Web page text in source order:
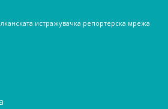
истражувачка репортерска мрежа